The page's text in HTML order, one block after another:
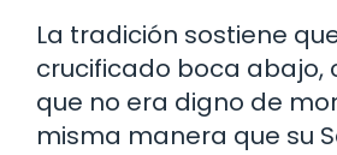
La tradición sostiene
crucificado boca abajo,
que no era digno de
misma manera que su